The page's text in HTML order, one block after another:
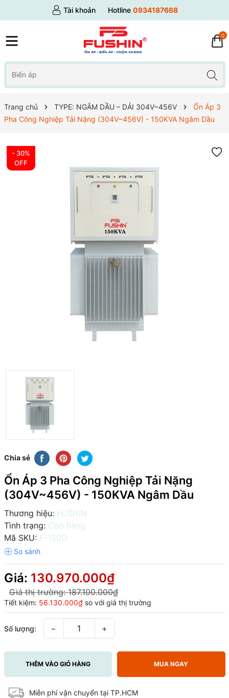
Tài khoản Hotline 0934187668
0
Trang chủ TYPE: NGÂM DẦU – DẢI 304V~456V
Ổn Áp 3
Pha Công Nghiệp Tải Nặng (304V~456V) - 150KVA Ngâm Dầu
- 30%
OFF
Chia sẻ
Ổn Áp 3 Pha Công Nghiệp Tải Nặng
(304V~456V) - 150KVA Ngâm Dầu
Thương hiệu: FUSHIN
Tình trạng: Còn hàng
Mã SKU: F-150D
Giá: 130.970.000₫
Giá thị trường:187.100.000₫
Tiết kiệm: 56.130.000₫so với giá thị trường
Số lượng: − +
THÊM VÀO GIỎ HÀNG MUA NGAY
Miễn phí vận chuyển tại TP.HCM